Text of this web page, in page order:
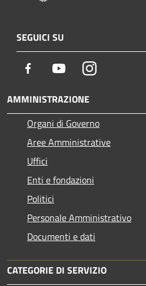
SEGUICI SU
Facebook YoutubeInstagram
AMMINISTRAZIONE
Organi di Governo
Aree Amministrative
Uffici
Enti e fondazioni
Politici
Personale Amministrativo
Documenti e dati
CATEGORIE DI SERVIZIO